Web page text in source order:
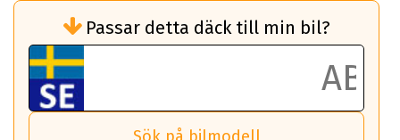
bränsleförbrukningen)
Det ska vara en betygsskala från klass A
till G för rullmotstånd.
Ett klass A däck kommer ha 6,5% bättre
bränsleförbrukning än ett klass G däck.
Det betyder att om man kör 10,000 km,
Passar detta däck till min bil?